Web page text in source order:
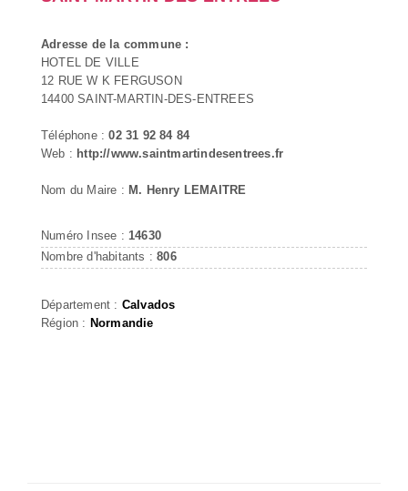
Adresse de la commune :
HOTEL DE VILLE
12 RUE W K FERGUSON
14400 SAINT-MARTIN-DES-ENTREES
Téléphone :02 31 92 84 84
Web : http://www.saintmartindesentrees.fr
Nom du Maire : M. Henry LEMAITRE
Numéro Insee : 14630
Nombre d'habitants :806
Département : Calvados
Région : Normandie